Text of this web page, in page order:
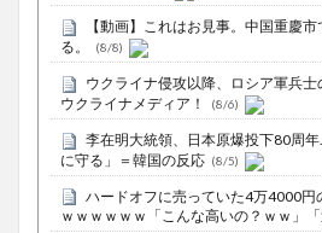
【動画】これはお見事。中国重慶
る。
(8/8)
ウクライナ侵攻以降、ロシア軍兵士
ウクライナメディア！
(8/6)
李在明大統領、日本原爆投下80周
に守る」＝韓国の反応 (8/5)
ハードオフに売っていた4万4000円
ｗｗｗｗｗｗ「こんな高いの？ｗｗ」「